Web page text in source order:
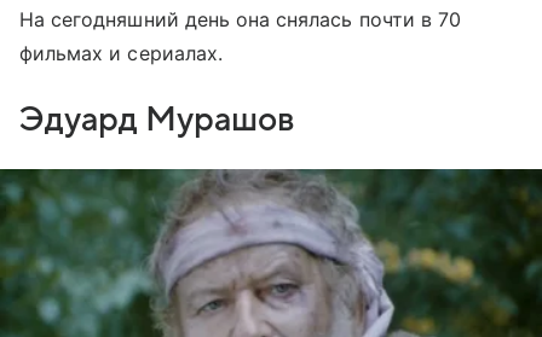
На сегодняшний день она снялась почти в 70
фильмах и сериалах.
Эдуард Мурашов